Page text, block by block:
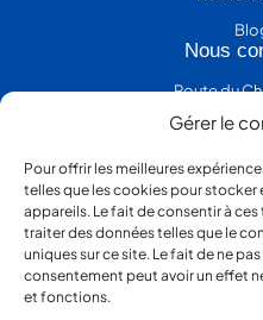
Gérer le
Pour offrir les meilleures
telles que les cookies pour
appareils. Le fait de consentir à
traiter des données telles que le
uniques sur ce site. Le fait de ne
consentement peut avoir un effet
et fonctions.
Nous
Route du
1530
+41 77
Nous